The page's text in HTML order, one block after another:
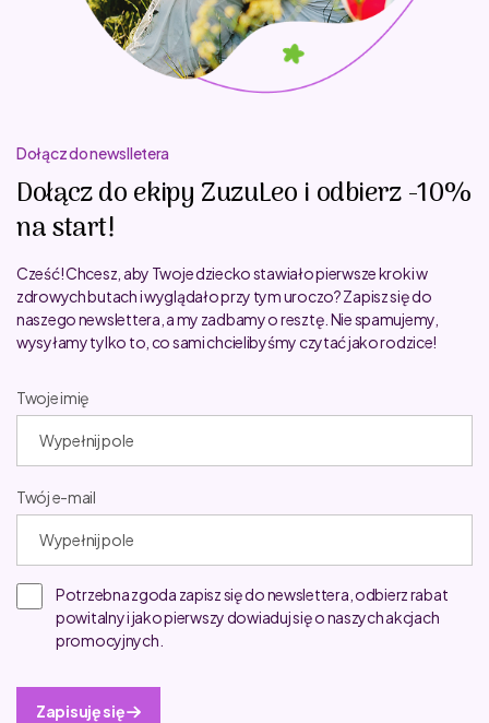
Dołącz do newslletera
Dołącz do ekipy ZuzuLeo i odbierz -10%
na start!
Cześć! Chcesz, aby Twoje dziecko stawiało pierwsze kroki w
zdrowych butach i wyglądało przy tym uroczo? Zapisz się do
naszego newslettera, a my zadbamy o resztę. Nie spamujemy,
wysyłamy tylko to, co sami chcielibyśmy czytać jako rodzice!
Twoje imię
Twój e-mail
Potrzebna zgoda zapisz się do newslettera, odbierz rabat
powitalny i jako pierwszy dowiaduj się o naszych akcjach
promocyjnych.
Zapisuję się